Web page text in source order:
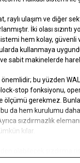
raylı ulaşım ve diğer
İki olası
hem kolay,
kullanmaya
sabit makinelerde
bu yüzden
stop fonksiyonu,
gerekmez.
da hem kurulumu
sızdırmazlık
kılar.